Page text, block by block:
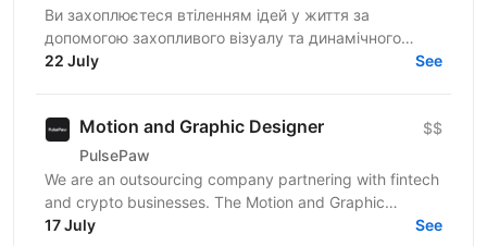
Ви захоплюєтеся втіленням ідей у життя за
допомогою захопливого візуалу та динамічного
моушн-дизайну? Codefinity, провідна платформа для
22 July See
Motion and Graphic Designer
PulsePaw
$$
We are an outsourcing company partnering with fintech
and crypto businesses. The Motion and Graphic
Designer role is part of a client ecosystem project...
17 July See